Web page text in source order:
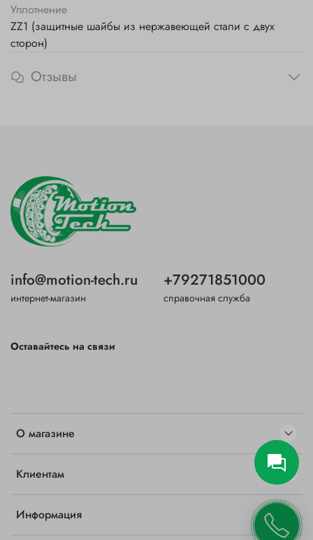
Уплотнение
ZZ1 (защитные шайбы из нержавеющей стали с двух
сторон)
Отзывы
О магазине
Клиентам
Информация
info@motion-tech.ru
интернет-магазин
+79271851000
справочная служба
Оставайтесь на связи